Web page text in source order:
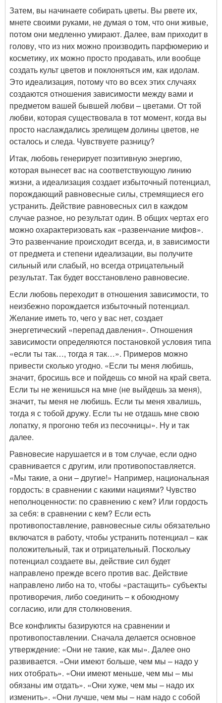
Затем, вы начинаете собирать цветы. Вы рвете их,
мнете своими руками, не думая о том, что они живые,
потом они медленно умирают. Далее, вам приходит в
голову, что из них можно производить парфюмерию и
косметику, их можно просто продавать, или вообще
создать культ цветов и поклоняться им, как идолам.
Это идеализация, потому что во всех этих случаях
создаются отношения зависимости между вами и
предметом вашей бывшей любви – цветами. От той
любви, которая существовала в тот момент, когда вы
просто наслаждались зрелищем долины цветов, не
осталось и следа. Чувствуете разницу?
Итак, любовь генерирует позитивную энергию,
которая вынесет вас на соответствующую линию
жизни, а идеализация создает избыточный потенциал,
порождающий равновесные силы, стремящиеся его
устранить. Действие равновесных сил в каждом
случае разное, но результат один. В общих чертах его
можно охарактеризовать как «развенчание мифов».
Это развенчание происходит всегда, и, в зависимости
от предмета и степени идеализации, вы получите
сильный или слабый, но всегда отрицательный
результат. Так будет восстановлено равновесие.
Если любовь переходит в отношения зависимости, то
неизбежно порождается избыточный потенциал.
Желание иметь то, чего у вас нет, создает
энергетический «перепад давления». Отношения
зависимости определяются постановкой условия типа
«если ты так…, тогда я так…». Примеров можно
привести сколько угодно. «Если ты меня любишь,
значит, бросишь все и пойдешь со мной на край света.
Если ты не женишься на мне (не выйдешь за меня),
значит, ты меня не любишь. Если ты меня хвалишь,
тогда я с тобой дружу. Если ты не отдашь мне свою
лопатку, я прогоню тебя из песочницы». Ну и так
далее.
Равновесие нарушается и в том случае, если одно
сравнивается с другим, или противопоставляется.
«Мы такие, а они – другие!» Например, национальная
гордость: в сравнении с какими нациями? Чувство
неполноценности: по сравнению с кем? Или гордость
за себя: в сравнении с кем? Если есть
противопоставление, равновесные силы обязательно
включатся в работу, чтобы устранить потенциал – как
положительный, так и отрицательный. Поскольку
потенциал создаете вы, действие сил будет
направлено прежде всего против вас. Действие
направлено либо на то, чтобы «растащить» субъекты
противоречия, либо соединить – к обоюдному
согласию, или для столкновения.
Все конфликты базируются на сравнении и
противопоставлении. Сначала делается основное
утверждение: «Они не такие, как мы». Далее оно
развивается. «Они имеют больше, чем мы – надо у
них отобрать». «Они имеют меньше, чем мы – мы
обязаны им отдать». «Они хуже, чем мы – надо их
изменить». «Они лучше, чем мы – нам надо с собой